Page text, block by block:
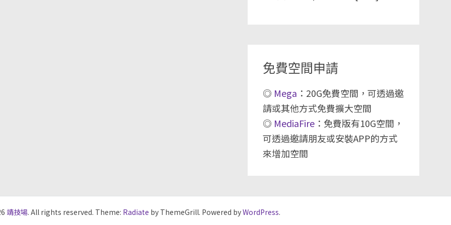
免費空間申請
◎ Mega ：20G免費空間，可透過邀
請或其他方式免費擴大空間
◎ MediaFire：免費版有10G空間，
可透過邀請朋友或安裝APP的方式
來增加空間
靖技場. All rights reserved. Theme: Radiate by ThemeGrill. Powered byWordPress.